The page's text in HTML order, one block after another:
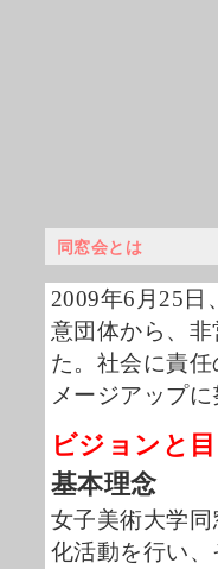
同窓会とは
2009年6月25日
意団体から、
た。社会に責
メージアップ
ビジョンと
基本理念
女子美術大学
化活動を行い